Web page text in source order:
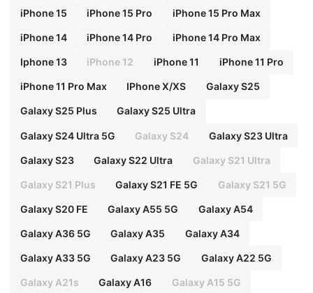
iPhone 15 iPhone 15 Pro iPhone 15 Pro Max
iPhone 14 iPhone 14 Pro iPhone 14 Pro Max
Iphone 13 iPhone 12 iPhone 11 iPhone 11 Pro
iPhone 11 Pro Max IPhone X/XS Galaxy S25
Galaxy S25 Plus Galaxy S25 Ultra
Galaxy S24 Ultra 5G Galaxy S24 Galaxy S23 Ultra
Galaxy S23 Galaxy S22 Ultra Galaxy S21 Ultra
Galaxy S21 Plus Galaxy S21 FE 5G Galaxy S21 5G
Galaxy S20 FE Galaxy A55 5G Galaxy A54
Galaxy A36 5G Galaxy A35 Galaxy A34
Galaxy A33 5G Galaxy A23 5G Galaxy A22 5G
Galaxy A21s Galaxy A16 Galaxy A15 5G